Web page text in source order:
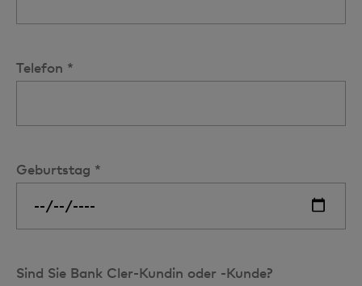
Telefon *
Geburtstag *
Sind Sie Bank Cler-Kundin oder -Kunde?